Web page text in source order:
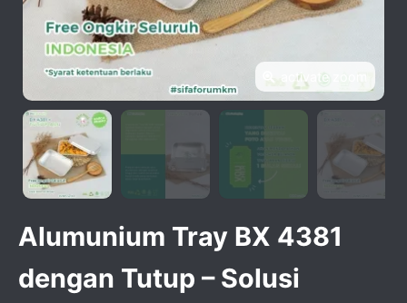
activate zoom
Alumunium Tray BX 4381
dengan Tutup – Solusi